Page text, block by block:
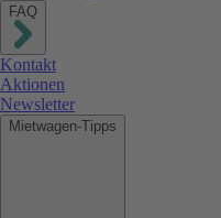
FAQ
Kontakt
Aktionen
Newsletter
Mietwagen-Tipps